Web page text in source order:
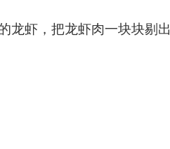
龙虾，把龙虾肉一块块剔出